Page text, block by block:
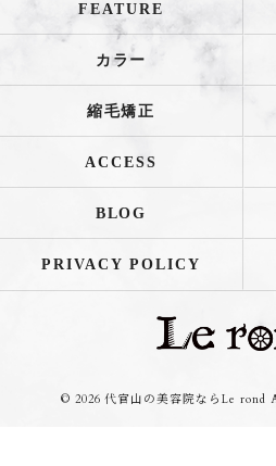
FEATURE
カラー
縮毛矯正
ACCESS
BLOG
PRIVACY POLICY
© 2026 代官山の美容院ならLe rond